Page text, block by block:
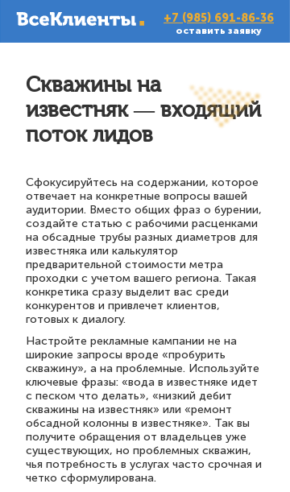
+7 (985) 691-86-36
оставить заявку
Скважины на
известняк — входящий
поток лидов
Сфокусируйтесь на содержании, которое
отвечает на конкретные вопросы вашей
аудитории. Вместо общих фраз о бурении,
создайте статью с рабочими расценками
на обсадные трубы разных диаметров для
известняка или калькулятор
предварительной стоимости метра
проходки с учетом вашего региона. Такая
конкретика сразу выделит вас среди
конкурентов и привлечет клиентов,
готовых к диалогу.
Настройте рекламные кампании не на
широкие запросы вроде «пробурить
скважину», а на проблемные. Используйте
ключевые фразы: «вода в известняке идет
с песком что делать», «низкий дебит
скважины на известняк» или «ремонт
обсадной колонны в известняке». Так вы
получите обращения от владельцев уже
существующих, но проблемных скважин,
чья потребность в услугах часто срочная и
четко сформулирована.